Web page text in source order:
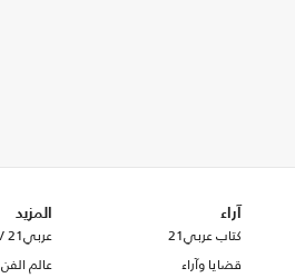
آراء
كتاب عربي21
قضايا وآراء
المزيد
عربي21 TV
عالم الفن